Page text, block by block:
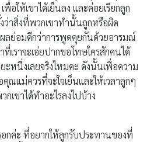
อให้เขาได้เย็นลง และค่อยเรียกลูก
ว่าสิ่งที่พวกเขาทำนั้นถูกหรือผิด
ผลย่อมดีกว่าการพูดคุยกันด้วยอารมณ์
เราจะเอ่ยปากขอโทษใครสักคนได้
ะหนึ่งเลยจริงไหมคะ ดังนั้นเพื่อความ
แม่ควรที่จะใจเย็นและให้เวลาลูกๆ
เขาได้ทำอะไรลงไปบ้าง
ค่ะ ที่อยากให้ลูกรับประทานของที่